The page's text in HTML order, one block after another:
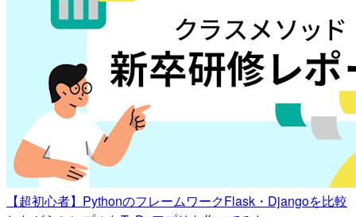
【超初心者】PythonのフレームワークFlask・Djangoを比較